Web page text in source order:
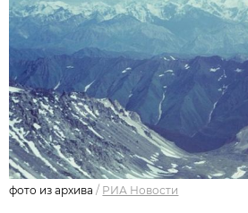
фото из архива / РИА Новости